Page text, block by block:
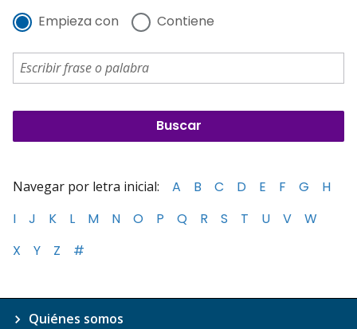
Empieza con Contiene
Navegar por letra inicial: A B C D E F G
H
I
J K L M N O P Q R S T U V
W
X
Y Z #
Quiénes somos